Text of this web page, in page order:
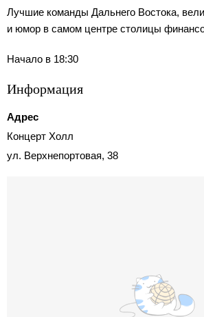
Лучшие команды Дальнего Востока,
и юмор в самом центре столицы
Начало в 18:30
Информация
Адрес
Концерт Холл
ул. Верхнепортовая, 38